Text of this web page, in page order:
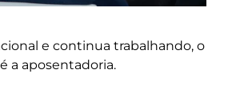
e continua trabalhando, o
a aposentadoria.